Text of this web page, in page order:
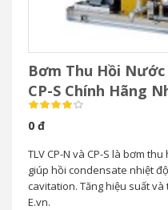
Bơm Thu Hồi
CP-S Chính Hãng
0 đ
TLV CP-N và CP-S là bơm
giúp hồi condensate nhiệt
cavitation. Tăng hiệu suất và
E.vn.